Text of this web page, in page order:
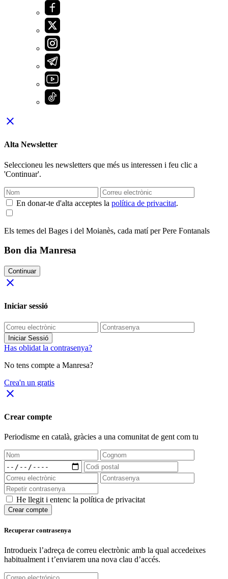
close
Alta Newsletter
Seleccioneu les newsletters que més us interessen i feu clic a
'Continuar'.
En donar-te d'alta acceptes la política de privacitat.
Els temes del Bages i del Moianès, cada matí per Pere Fontanals
Bon dia Manresa
Continuar
close
Iniciar sessió
Iniciar Sessió
Has oblidat la contrasenya?
No tens compte a Manresa?
Crea'n un gratis
close
Crear compte
Periodisme en català, gràcies a una comunitat de gent com tu
He llegit i entenc la política de privacitat
Crear compte
Recuperar contrasenya
Introdueix l’adreça de correu electrònic amb la qual accedeixes
habitualment i t’enviarem una nova clau d’accés.